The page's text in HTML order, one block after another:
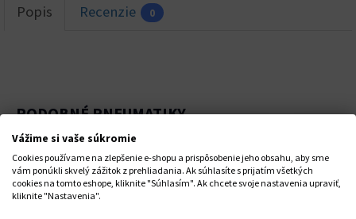
Popis Recenzie 0
PODOBNÉ PNEUMATIKY
Vážime si vaše súkromie
Cookies používame na zlepšenie e-shopu a prispôsobenie jeho obsahu, aby sme
vám ponúkli skvelý zážitok z prehliadania. Ak súhlasíte s prijatím všetkých
cookies na tomto eshope, kliknite "Súhlasím". Ak chcete svoje nastavenia upraviť,
kliknite "Nastavenia".